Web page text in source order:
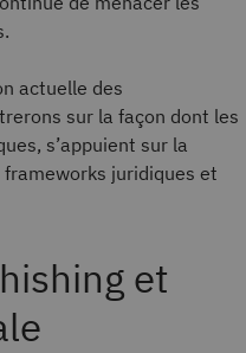
actuelle des
sur la façon dont les
s’appuient sur la
juridiques et
et